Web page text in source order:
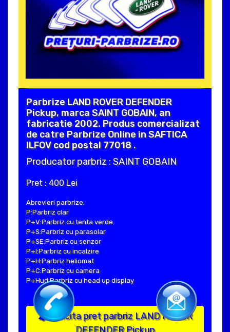
Parbrize LAND ROVER DEFENDER
Pickup, marca SAINT GOBAIN, an
fabricatie 2002. Produs comercializat
de catre Parbrize Online in SAFTICA
ILFOV cod postal 77018 .
Producator parbriz : SAINT GOBAIN
Pret : 400 Lei
Abrevieri parbrize:
P:Parbriz clar
P+V:Parbriz cu tenta verde
P+S:Parbriz cu parasolar
P+SE:Parbriz cu senzor
P+I:Parbriz cu incalzire
P+H:Parbriz heliomat
P+C:Parbriz cu camera
P+Hud:Parbriz cu head up display
Solicita pret parbriz LAND ROVER